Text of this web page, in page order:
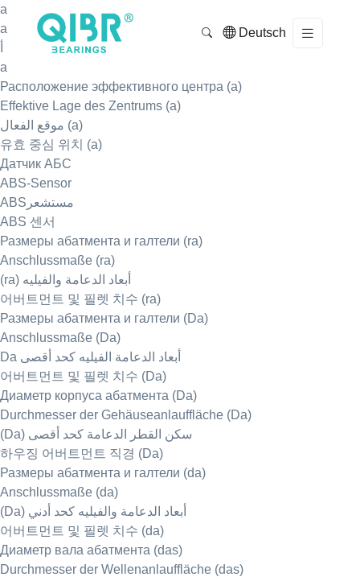
Deutsch
a
a
a
Расположение эффективного центра (a)
Effektive Lage des Zentrums (a)
موقع الفعال (a)
유효 중심 위치 (a)
Датчик АБС
ABS-Sensor
ABSمستشعر
ABS 센서
Размеры абатмента и галтели (ra)
Anschlussmaße (ra)
(ra) أبعاد الدعامة والفيليه
어버트먼트 및 필렛 치수 (ra)
Размеры абатмента и галтели (Da)
Anschlussmaße (Da)
Da أبعاد الدعامة الفيليه كحد أقصى
어버트먼트 및 필렛 치수 (Da)
Диаметр корпуса абатмента (Da)
Durchmesser der Gehäuseanlauffläche (Da)
(Da) سكن القطر الدعامة كحد أقصى
하우징 어버트먼트 직경 (Da)
Размеры абатмента и галтели (da)
Anschlussmaße (da)
(Da) أبعاد الدعامة والفيليه كحد أدني
어버트먼트 및 필렛 치수 (da)
Диаметр вала абатмента (das)
Durchmesser der Wellenanlauffläche (das)